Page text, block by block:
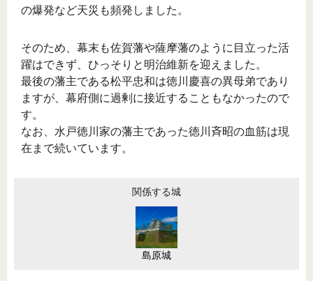
の爆発など天災も頻発しました。
そのため、幕末も佐賀藩や薩摩藩のように目立った活
躍はできず、ひっそりと明治維新を迎えました。
最後の藩主である松平忠和は徳川慶喜の異母弟であり
ますが、幕府側に過剰に接近することもなかったので
す。
なお、水戸徳川家の藩主であった徳川斉昭の血筋は現
在まで続いています。
関係する城
島原城